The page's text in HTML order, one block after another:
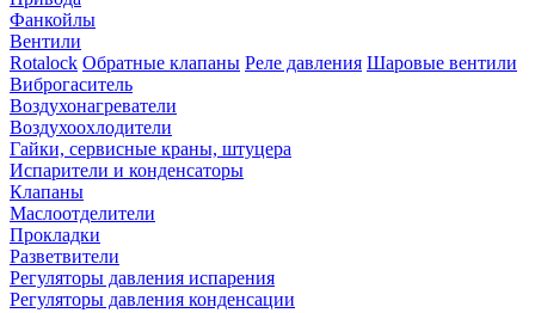
Фанкойлы
Вентили
Rotalock Обратные клапаны Реле давления Шаровые вентили
Виброгаситель
Воздухонагреватели
Воздухоохлодители
Гайки, сервисные краны, штуцера
Испарители и конденсаторы
Клапаны
Маслоотделители
Прокладки
Разветвители
Регуляторы давления испарения
Регуляторы давления конденсации